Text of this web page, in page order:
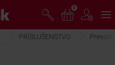
0
PRÍSLUŠENSTVO